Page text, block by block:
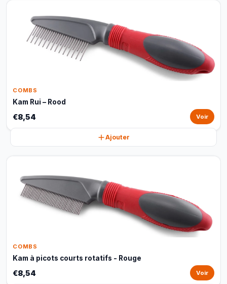
COMBS
Kam Rui – Rood
€8,54 Voir
Ajouter
COMBS
Kam à picots courts rotatifs - Rouge
€8,54 Voir